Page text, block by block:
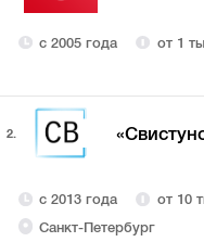
с 2005 года от 1
2.
с 2013 года
от 10
Санкт-Петербург